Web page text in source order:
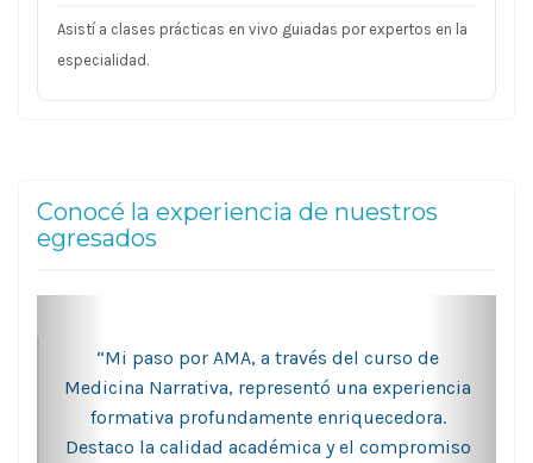
Asistí a clases prácticas en vivo guiadas por expertos en la
especialidad.
Conocé la experiencia de nuestros
egresados
“Mi paso por AMA, a través del curso de
Medicina Narrativa, representó una experiencia
formativa profundamente enriquecedora.
Destaco la calidad académica y el compromiso